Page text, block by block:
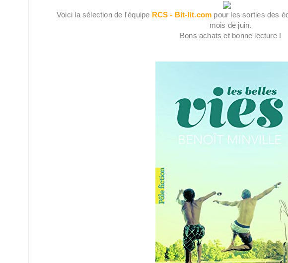
Voici la sélection de l'équipe RCS - Bit-lit.com pour les sorties des
mois de juin.
Bons achats et bonne lecture !